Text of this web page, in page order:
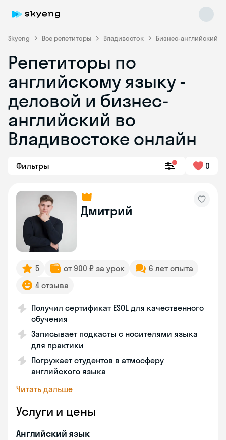
Skyeng Все репетиторы Владивосток Бизнес-английский
Репетиторы по
английскому языку -
деловой и бизнес-
английский во
Владивостоке онлайн
Фильтры 0
Дмитрий
5 от 900 ₽ за урок
6 лет опыта
4 отзыва
Получил сертификат ESOL для качественного
обучения
Записывает подкасты с носителями языка
для практики
Погружает студентов в атмосферу
английского языка
Читать дальше
Услуги и цены
Английский язык
online